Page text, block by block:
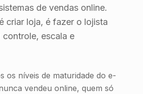
de vendas online.
criar loja, é fazer o lojista
escala e
os níveis de maturidade do e-
vendeu online, quem só